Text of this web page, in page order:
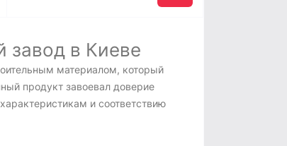
в Киеве
материалом, который
продукт завоевал доверие
и соответствию